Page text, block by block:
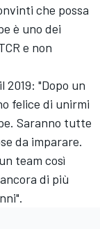
che possa
è uno dei
e non
2019: "Dopo un
felice di unirmi
Saranno tutte
da imparare.
team così
di più